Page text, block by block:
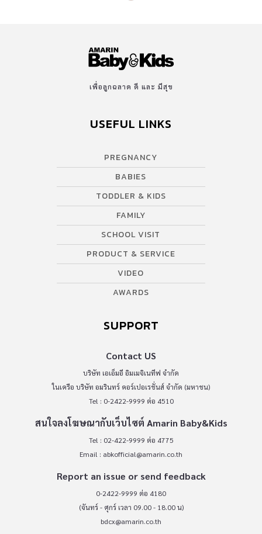
เพื่อลูกฉลาด ดี และ มีสุข
USEFUL LINKS
PREGNANCY
BABIES
TODDLER & KIDS
FAMILY
SCHOOL VISIT
PRODUCT & SERVICE
VIDEO
AWARDS
SUPPORT
Contact US
บริษัท เอเอ็มอี อิมเมจิเนทีฟ จำกัด
ในเครือ บริษัท อมรินทร์ คอร์เปอเรชั่นส์ จำกัด (มหาชน)
Tel : 0-2422-9999 ต่อ 4510
สนใจลงโฆษณากับเว็บไซต์ Amarin Baby&Kids
Tel : 02-422-9999 ต่อ 4775
Email : abkofficial@amarin.co.th
Report an issue or send feedback
0-2422-9999 ต่อ 4180
(จันทร์ - ศุกร์ เวลา 09.00 - 18.00 น)
bdcx@amarin.co.th